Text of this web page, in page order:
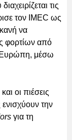
τις
τον IMEC ως
να
φορτίων από
Ευρώπη, μέσω
οι πιέσεις
την
για τη